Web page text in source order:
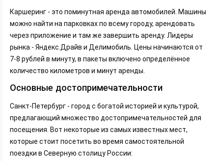
Каршеринг - это поминутная аренда автомобилей. Машины
можно найти на парковках по всему городу, арендовать
через приложение и там же завершить аренду. Лидеры
рынка - Яндекс.Драйв и Делимобиль. Цены начинаются от
7-8 рублей в минуту, в пакеты включено определённое
количество километров и минут аренды.
Основные достопримечательности
Санкт-Петербург - город с богатой историей и культурой,
предлагающий множество достопримечательностей для
посещения. Вот некоторые из самых известных мест,
которые стоит посетить во время самостоятельной
поездки в Северную столицу России: